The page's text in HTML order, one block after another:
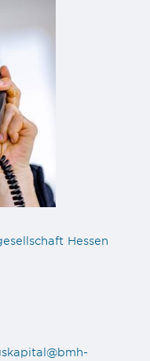
Hessen